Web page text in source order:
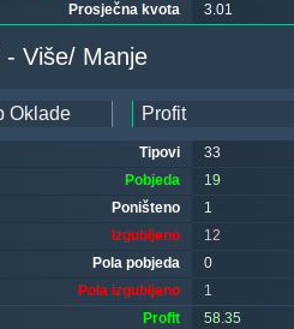
Prosječna kvota
3.01
Više/ Manje
Tipovi
Pobjeda
Poništeno
Izgubljeno
Pola pobjeda
Pola izgubljeno
33
19
1
12
0
1
Profit
58.35